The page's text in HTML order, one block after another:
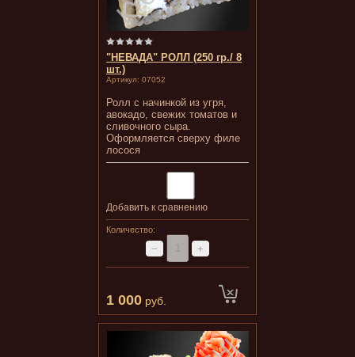
"НЕВАДА" РОЛЛ (250 гр./ 8
шт.)
Артикул: 07052
Ролл с начинкой из угря,
авокадо, свежих томатов и
сливочного сыра.
Оформляется сверху филе
лосося
Добавить к сравнению
Количество:
− +
1 000 руб.